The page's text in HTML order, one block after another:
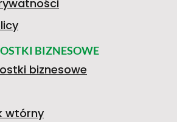
BIZNESOWE
biznesowe
wtórny